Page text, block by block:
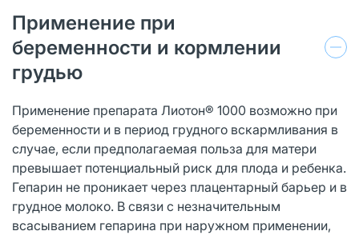
Применение при
беременности и кормлении
грудью
Применение препарата Лиотон® 1000 возможно при
беременности и в период грудного вскармливания в
случае, если предполагаемая польза для матери
превышает потенциальный риск для плода и ребенка.
Гепарин не проникает через плацентарный барьер и в
грудное молоко. В связи с незначительным
всасыванием гепарина при наружном применении,